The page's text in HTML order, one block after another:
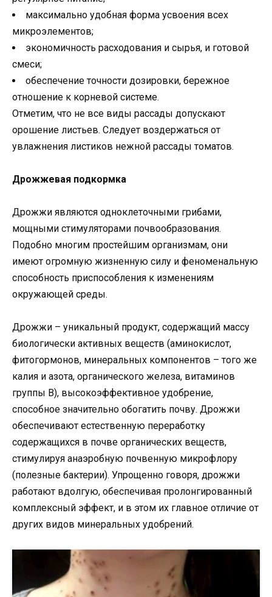
максимально удобная форма усвоения всех
микроэлементов;
экономичность расходования и сырья, и готовой
смеси;
обеспечение точности дозировки, бережное
отношение к корневой системе.
Отметим, что не все виды рассады допускают
орошение листьев. Следует воздержаться от
увлажнения листиков нежной рассады томатов.
Дрожжевая подкормка
Дрожжи являются одноклеточными грибами,
мощными стимуляторами почвообразования.
Подобно многим простейшим организмам, они
имеют огромную жизненную силу и феноменальную
способность приспособления к изменениям
окружающей среды.
Дрожжи – уникальный продукт, содержащий массу
биологически активных веществ (аминокислот,
фитогормонов, минеральных компонентов – того же
калия и азота, органического железа, витаминов
группы B), высокоэффективное удобрение,
способное значительно обогатить почву. Дрожжи
обеспечивают естественную переработку
содержащихся в почве органических веществ,
стимулируя анаэробную почвенную микрофлору
(полезные бактерии). Упрощенно говоря, дрожжи
работают вдолгую, обеспечивая пролонгированный
комплексный эффект, и в этом их главное отличие от
других видов минеральных удобрений.